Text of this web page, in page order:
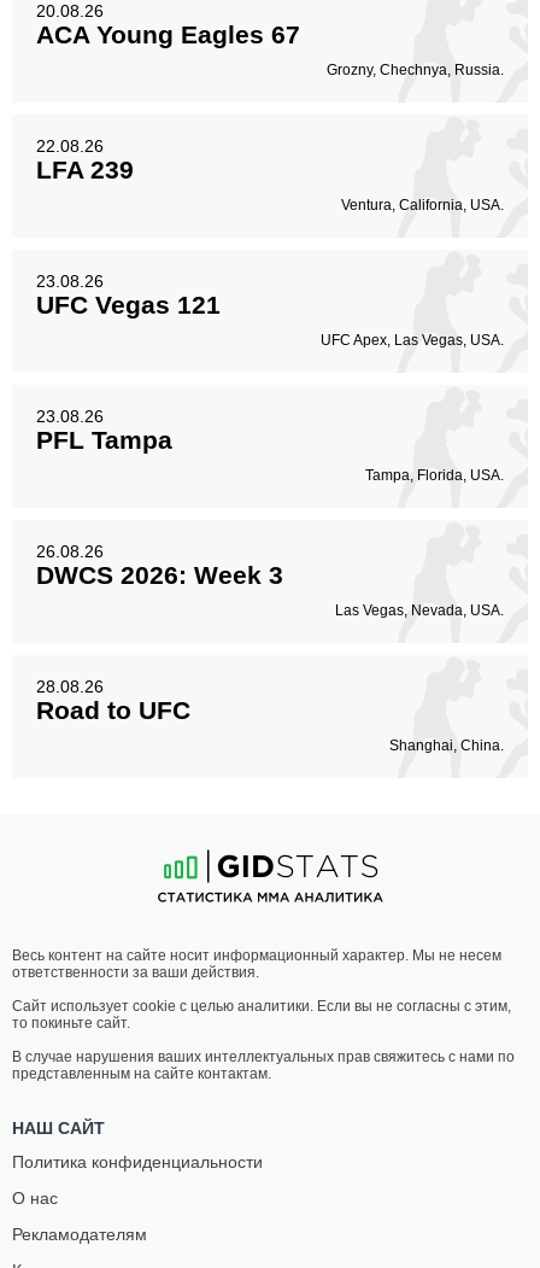
20.08.26
ACA Young Eagles 67
Grozny, Chechnya, Russia.
22.08.26
LFA 239
Ventura, California, USA.
23.08.26
UFC Vegas 121
UFC Apex, Las Vegas, USA.
23.08.26
PFL Tampa
Tampa, Florida, USA.
26.08.26
DWCS 2026: Week 3
Las Vegas, Nevada, USA.
28.08.26
Road to UFC
Shanghai, China.
Весь контент на сайте носит информационный характер. Мы не несем
ответственности за ваши действия.
Сайт использует cookie с целью аналитики. Если вы не согласны с этим,
то покиньте сайт.
В случае нарушения ваших интеллектуальных прав свяжитесь с нами по
представленным на сайте контактам.
НАШ САЙТ
Политика конфиденциальности
О нас
Рекламодателям